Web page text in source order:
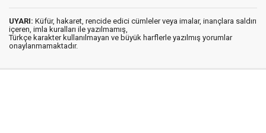
UYARI: Küfür, hakaret, rencide edici cümleler veya imalar, inançlara saldırı
içeren, imla kuralları ile yazılmamış,
Türkçe karakter kullanılmayan ve büyük harflerle yazılmış yorumlar
onaylanmamaktadır.